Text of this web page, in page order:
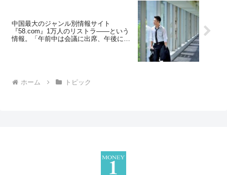
中国最大のジャンル別情報サイト
『58.com』1万人のリストラ――という
情報。「午前中は会議に出席、午後にな
ホーム トピック